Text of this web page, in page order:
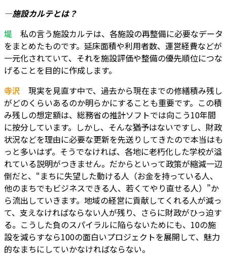
―施設カルテとは？
堤 私の言う施設カルテは、各施設の再整備に必要なデータ
をまとめたものです。延床面積や利用者数、運営経費などが
一元化されていて、それを施設評価や整備の優先順位につな
げることを目的に作成します。
寺沢 現実を見直す中で、過去から現在までの修繕積み残し
がどのくらいあるのか明らかにすることも重要です。この積
み残しの想定額は、総務省の推計ソフトでは向こう10年間
に按分しています。しかし、そんな猶予はないですし、財政
状況などを理由に必要な更新を先送りしてきたので本当はも
っと多いはず。そうでなければ、各地に老朽化した学校が溢
れている説明がつきません。だからといって政策が縮減一辺
倒だと、“まちに失望した動ける人（お金を持っている人、
他のまちでもビジネスできる人、若くてやり直せる人）”か
ら流出していきます。地域の経営に貢献してくれる人が減っ
て、支えなければならない人が残り、さらに財政がひっ迫す
る。こうした負のスパイラルに陥らないためにも、10の施
設を減らすなら100の面白いプロジェクトを展開して、魅力
的なまちにしていかなければならない。